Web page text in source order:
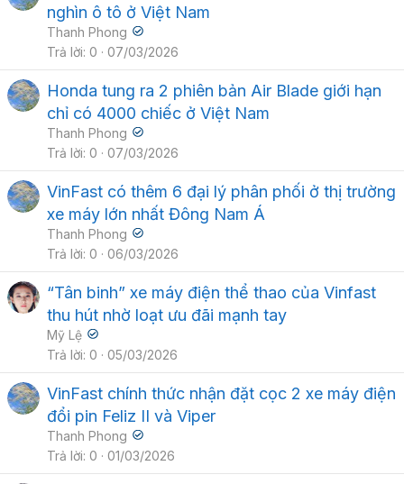
nghìn ô tô ở Việt Nam
Thanh Phong
Trả lời 0 07/03/2026
Honda tung ra 2 phiên bản Air Blade giới hạn
chỉ có 4000 chiếc ở Việt Nam
Thanh Phong
Trả lời 0 07/03/2026
VinFast có thêm 6 đại lý phân phối ở thị trường
xe máy lớn nhất Đông Nam Á
Thanh Phong
Trả lời 0 06/03/2026
“Tân binh” xe máy điện thể thao của Vinfast
thu hút nhờ loạt ưu đãi mạnh tay
Mỹ Lệ
Trả lời 0 05/03/2026
VinFast chính thức nhận đặt cọc 2 xe máy điện
đổi pin Feliz II và Viper
Thanh Phong
Trả lời 0 01/03/2026